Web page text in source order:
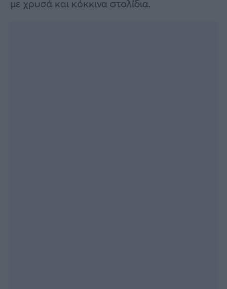
με χρυσά και κόκκινα στολίδια.